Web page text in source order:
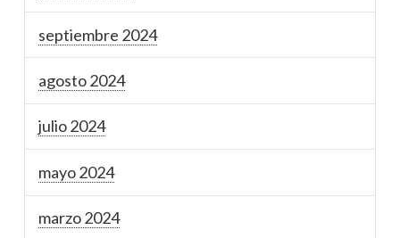
septiembre 2024
agosto 2024
julio 2024
mayo 2024
marzo 2024